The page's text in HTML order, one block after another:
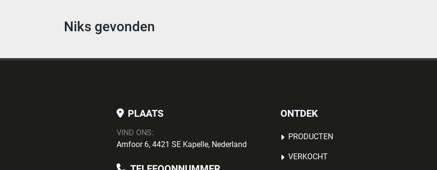
Niks gevonden
PLAATS
VIND ONS:
Amfoor 6, 4421 SE Kapelle, Nederland
ONTDEK
PRODUCTEN
VERKOCHT